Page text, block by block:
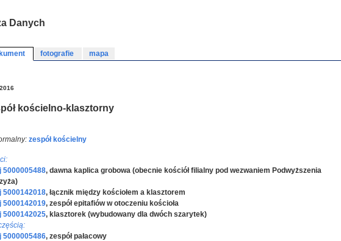
Danych
fotografie mapa
kościelno-klasztorny
zespół kościelny
5000005488, dawna kaplica grobowa (obecnie kościół filialny pod wezwaniem Podwyższenia
5000142018, łącznik między kościołem a klasztorem
5000142019, zespół epitafiów w otoczeniu kościoła
5000142025, klasztorek (wybudowany dla dwóch szarytek)
5000005486, zespół pałacowy